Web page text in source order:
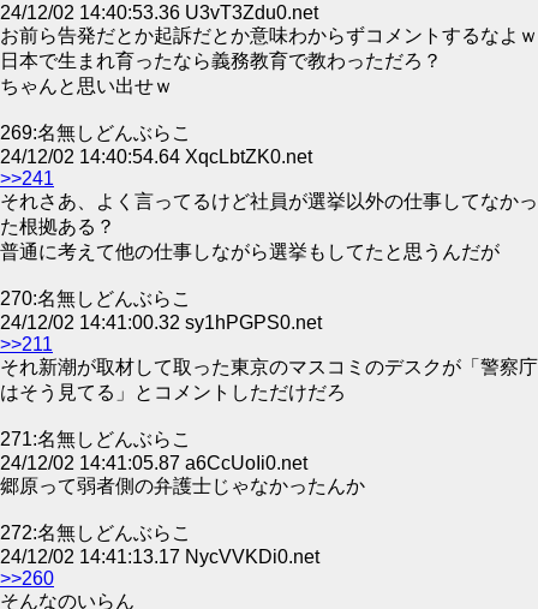
24/12/02 14:40:53.36 U3vT3Zdu0.net
お前ら告発だとか起訴だとか意味わからずコメントするなよｗ
日本で生まれ育ったなら義務教育で教わっただろ？
ちゃんと思い出せｗ
269:名無しどんぶらこ
24/12/02 14:40:54.64 XqcLbtZK0.net
>>241
それさあ、よく言ってるけど社員が選挙以外の仕事してなかっ
た根拠ある？
普通に考えて他の仕事しながら選挙もしてたと思うんだが
270:名無しどんぶらこ
24/12/02 14:41:00.32 sy1hPGPS0.net
>>211
それ新潮が取材して取った東京のマスコミのデスクが「警察庁
はそう見てる」とコメントしただけだろ
271:名無しどんぶらこ
24/12/02 14:41:05.87 a6CcUoIi0.net
郷原って弱者側の弁護士じゃなかったんか
272:名無しどんぶらこ
24/12/02 14:41:13.17 NycVVKDi0.net
>>260
そんなのいらん